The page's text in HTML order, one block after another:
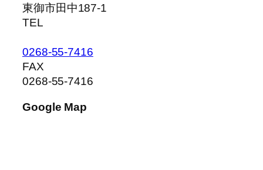
東御市田中187-1
TEL
0268-55-7416
FAX
0268-55-7416
Google Map